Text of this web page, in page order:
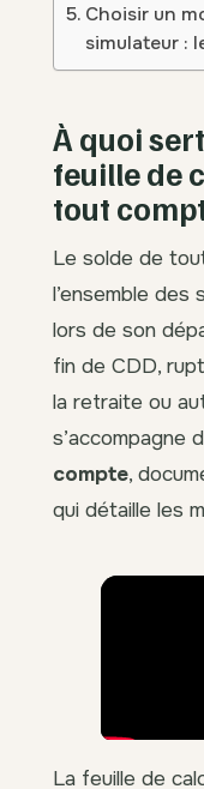
Choisir un
simulateur :
À quoi
feuille de
tout
Le solde de
l’ensemble des
lors de son
fin de CDD,
la retraite ou
s’accompagne
compte,
qui détaille les
La feuille de